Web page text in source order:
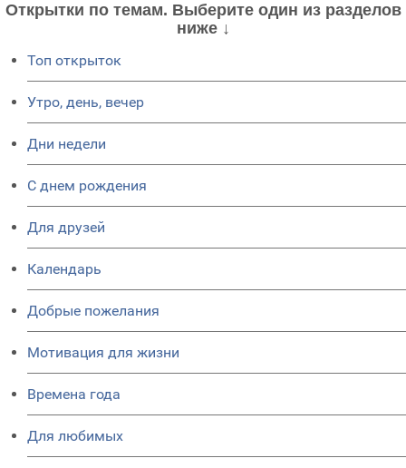
Открытки по темам. Выберите один из разделов
ниже ↓
Топ открыток
Утро, день, вечер
Дни недели
C днем рождения
Для друзей
Календарь
Добрые пожелания
Мотивация для жизни
Времена года
Для любимых